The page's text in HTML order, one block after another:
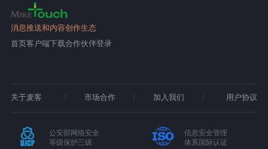
消息推送和内容创作生态
首页客户端下载合作伙伴登录
关于麦客 市场合作 加入我们 用户协议
公安部网络安全
等级保护三级
信息安全管理
体系国际认证